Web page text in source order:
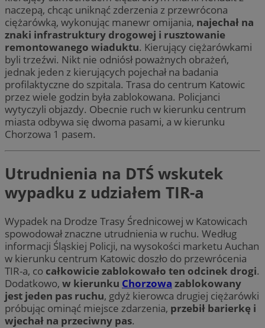
naczepą, chcąc uniknąć zderzenia z przewrócona
ciężarówką, wykonując manewr omijania, najechał na
znaki infrastruktury drogowej i rusztowanie
remontowanego wiaduktu. Kierujący ciężarówkami
byli trzeźwi. Nikt nie odniósł poważnych obrażeń,
jednak jeden z kierujących pojechał na badania
profilaktyczne do szpitala. Trasa do centrum Katowic
przez wiele godzin była zablokowana. Policjanci
wytyczyli objazdy. Obecnie ruch w kierunku centrum
miasta odbywa się dwoma pasami, a w kierunku
Chorzowa 1 pasem.
Utrudnienia na DTŚ wskutek
wypadku z udziałem TIR-a
Wypadek na Drodze Trasy Średnicowej w Katowicach
spowodował znaczne utrudnienia w ruchu. Według
informacji Śląskiej Policji, na wysokości marketu Auchan
w kierunku centrum Katowic doszło do przewrócenia
TIR-a, co całkowicie zablokowało ten odcinek drogi.
Dodatkowo, w kierunku Chorzowa zablokowany
jest jeden pas ruchu, gdyż kierowca drugiej ciężarówki
próbując ominąć miejsce zdarzenia, przebił barierkę i
wjechał na przeciwny pas.